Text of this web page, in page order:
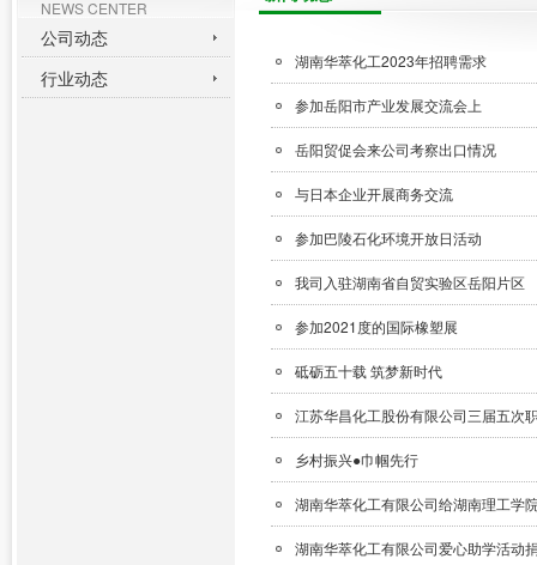
NEWS CENTER
公司动态
行业动态
湖南华萃化工2023年招聘需求
参加岳阳市产业发展交流会上
岳阳贸促会来公司考察出口情况
与日本企业开展商务交流
参加巴陵石化环境开放日活动
我司入驻湖南省自贸实验区岳阳片区
参加2021度的国际橡塑展
砥砺五十载 筑梦新时代
江苏华昌化工股份有限公司三届五次
乡村振兴●巾帼先行
湖南华萃化工有限公司给湖南理工学
湖南华萃化工有限公司爱心助学活动